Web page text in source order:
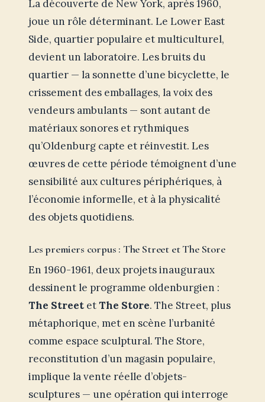
La découverte de New York, après 1960,
joue un rôle déterminant. Le Lower East
Side, quartier populaire et multiculturel,
devient un laboratoire. Les bruits du
quartier — la sonnette d’une bicyclette, le
crissement des emballages, la voix des
vendeurs ambulants — sont autant de
matériaux sonores et rythmiques
qu’Oldenburg capte et réinvestit. Les
œuvres de cette période témoignent d’une
sensibilité aux cultures périphériques, à
l’économie informelle, et à la physicalité
des objets quotidiens.
Les premiers corpus : The Street et The Store
En 1960-1961, deux projets inauguraux
dessinent le programme oldenburgien :
The StreetetThe Store. The Street, plus
métaphorique, met en scène l’urbanité
comme espace sculptural. The Store,
reconstitution d’un magasin populaire,
implique la vente réelle d’objets-
sculptures — une opération qui interroge